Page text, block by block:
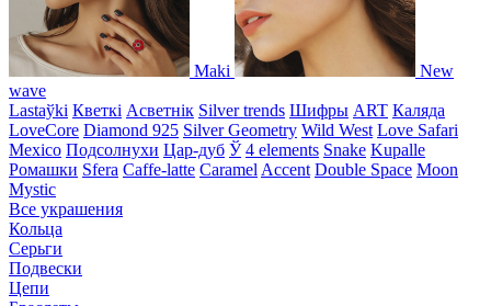
Maki
New
wave
Lastaўki Кветкі Асветнiк Silver trends Шифры ART Каляда
LoveCore Diamond 925 Silver Geometry Wild West Love Safari
Mexico Подсолнухи Цар-дуб Ў 4 elements Snake Kupalle
Ромашки Sfera Caffe-latte Caramel Accent Double Space Moon
Mystic
Все украшения
Кольца
Серьги
Подвески
Цепи